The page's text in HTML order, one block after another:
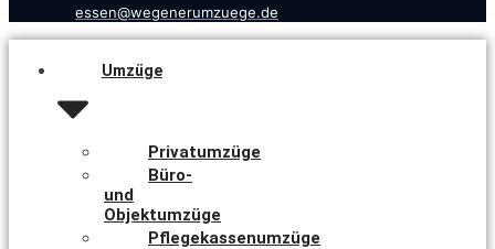
essen@wegenerumzuege.de
Umzüge
Privatumzüge
Büro-
und
Objektumzüge
Pflegekassenumzüge